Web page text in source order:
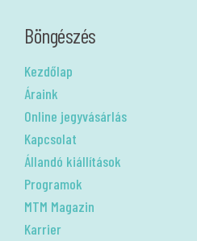
Böngészés
Kezdőlap
Áraink
Online jegyvásárlás
Kapcsolat
Állandó kiállítások
Programok
MTM Magazin
Karrier